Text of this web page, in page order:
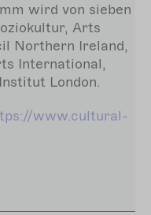
wird von sieben
Arts
Northern Ireland,
International,
London.
www.cultural-